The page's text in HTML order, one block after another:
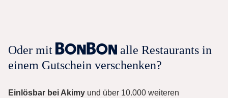
Oder mit
alle Restaurants in
einem Gutschein verschenken?
Einlösbar bei Akimy und über 10.000 weiteren